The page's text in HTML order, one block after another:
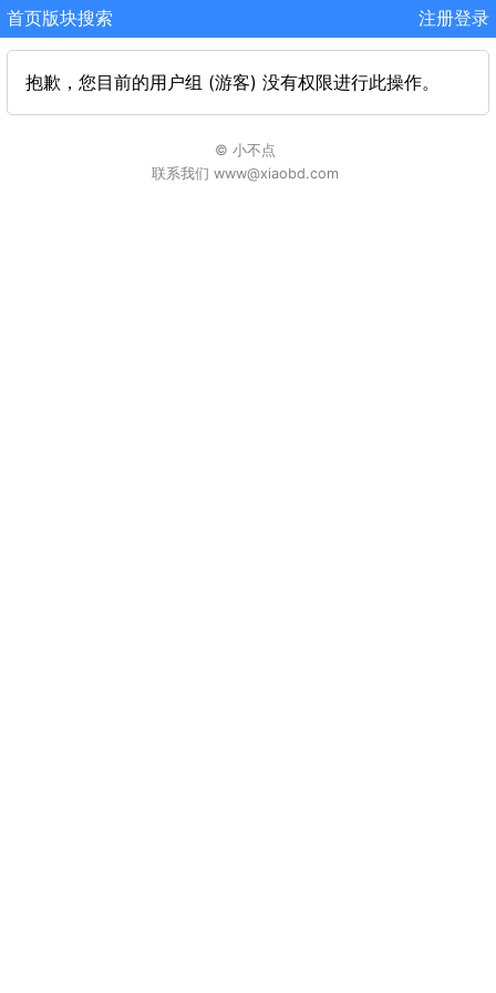
首页版块搜索 注册登录
抱歉，您目前的用户组 (游客) 没有权限进行此操作。
© 小不点
联系我们 www@xiaobd.com